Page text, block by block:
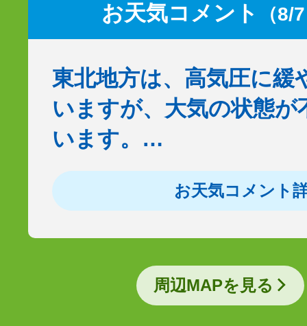
お天気コメント （8/
東北地方は、高気圧に緩
いますが、大気の状態が
います。…
お天気コメント
周辺MAPを見る